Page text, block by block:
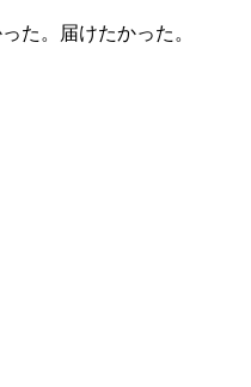
た。届けたかった。